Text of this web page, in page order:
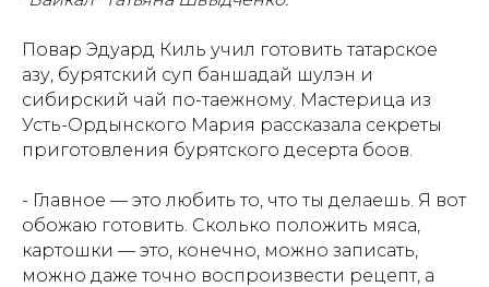
Повар Эдуард Киль учил готовить татарское
азу, бурятский суп баншадай шулэн и
сибирский чай по-таежному. Мастерица из
Усть-Ордынского Мария рассказала секреты
приготовления бурятского десерта боов.
- Главное — это любить то, что ты делаешь. Я вот
обожаю готовить. Сколько положить мяса,
картошки — это, конечно, можно записать,
можно даже точно воспроизвести рецепт, а